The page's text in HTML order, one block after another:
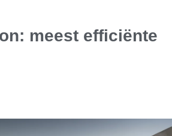
meest efficiënte